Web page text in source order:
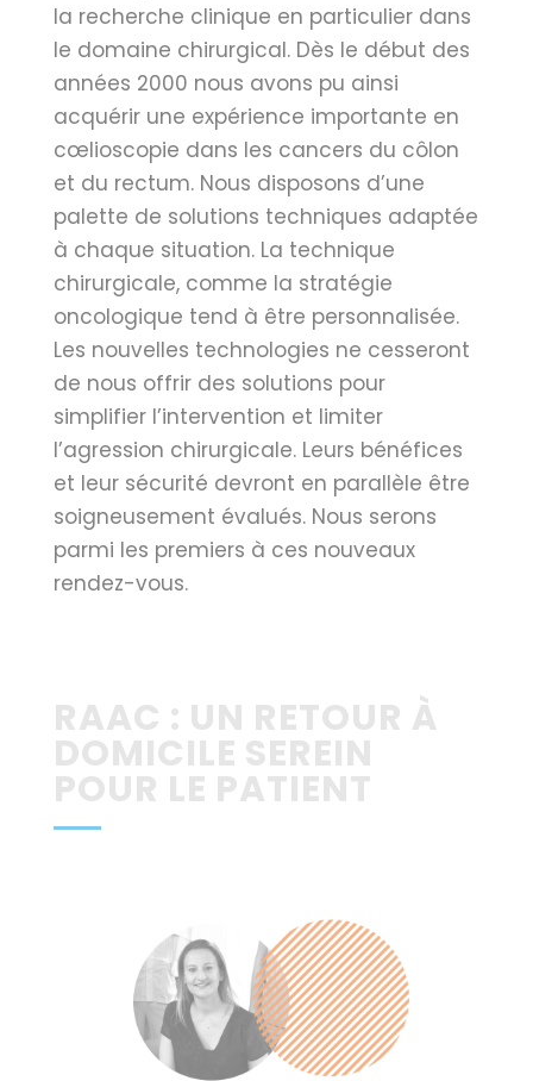
la recherche clinique en particulier dans
le domaine chirurgical. Dès le début des
années 2000 nous avons pu ainsi
acquérir une expérience importante en
cœlioscopie dans les cancers du côlon
et du rectum. Nous disposons d’une
palette de solutions techniques adaptée
à chaque situation. La technique
chirurgicale, comme la stratégie
oncologique tend à être personnalisée.
Les nouvelles technologies ne cesseront
de nous offrir des solutions pour
simplifier l’intervention et limiter
l’agression chirurgicale. Leurs bénéfices
et leur sécurité devront en parallèle être
soigneusement évalués. Nous serons
parmi les premiers à ces nouveaux
rendez-vous.
RAAC : UN RETOUR À
DOMICILE SEREIN
POUR LE PATIENT